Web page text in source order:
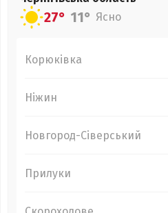
27° 11° Ясно
Корюківка
Ніжин
Новгород-Сіверський
Прилуки